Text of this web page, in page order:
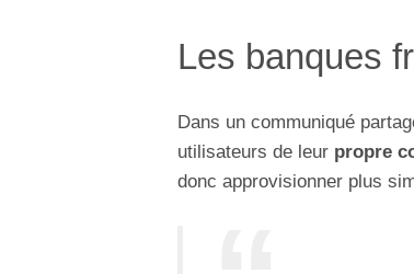
Les banques
Dans un communiqué
utilisateurs de leur propre
donc approvisionner plus